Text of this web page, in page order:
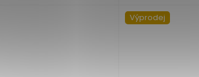
Výprodej